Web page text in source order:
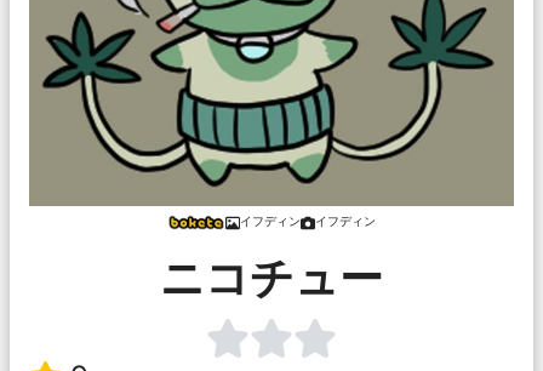
イフディン イフディン
ニコチュー